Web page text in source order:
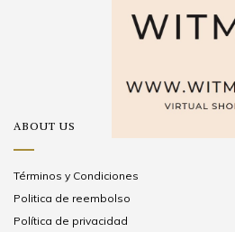
ABOUT US
Términos y Condiciones
Politica de reembolso
Política de privacidad